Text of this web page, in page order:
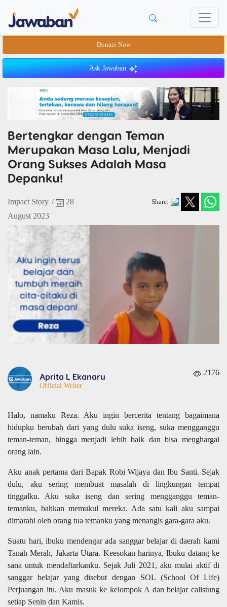
Donate Now
Ask Jawaban
Bertengkar dengan Teman
Merupakan Masa Lalu, Menjadi
Orang Sukses Adalah Masa
Depanku!
Impact Story /
28
August 2023
Share:
Aprita L Ekanaru
Official Writer
2176
Halo, namaku Reza. Aku ingin bercerita tentang bagaimana
hidupku berubah dari yang dulu suka iseng, suka mengganggu
teman-teman, hingga menjadi lebih baik dan bisa menghargai
orang lain.
Aku anak pertama dari Bapak Robi Wijaya dan Ibu Santi. Sejak
dulu, aku sering membuat masalah di lingkungan tempat
tinggalku. Aku suka iseng dan sering mengganggu teman-
temanku, bahkan memukul mereka. Ada satu kali aku sampai
dimarahi oleh orang tua temanku yang menangis gara-gara aku.
Suatu hari, ibuku mendengar ada sanggar belajar di daerah kami
Tanah Merah, Jakarta Utara. Keesokan harinya, Ibuku datang ke
sana untuk mendaftarkanku. Sejak Juli 2021, aku mulai aktif di
sanggar belajar yang disebut dengan SOL (School Of Life)
Perjuangan itu. Aku masuk ke kelompok A dan belajar calistung
setiap Senin dan Kamis.